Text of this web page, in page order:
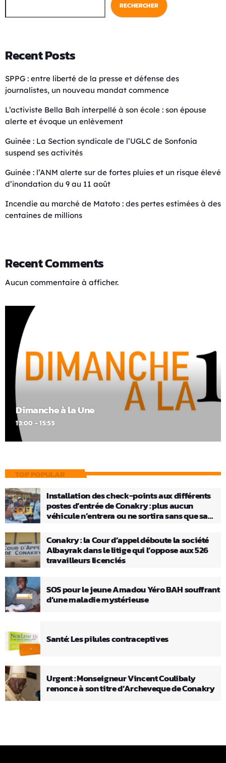
RECHERCHER
Recent Posts
SPPG : entre liberté de la presse et défense des
journalistes, un nouveau mandat commence
L’activiste Bella Bah interpellé à son école : son épouse
alerte et évoque un enlèvement
Guinée : La Section syndicale de l’UGLC de Sonfonia
suspend ses activités
Guinée : l’ANM alerte sur de fortes pluies et un risque élevé
d’inondation du 9 au 11 août
Incendie au marché de Matoto : des pertes estimées à des
centaines de millions
Recent Comments
Aucun commentaire à afficher.
Dimanche à la Une
13:00 - 15:55
TOP POPULAR
Installation des check-points aux différents
postes d’entrée de Conakry : plus aucun
véhicule n’entrera ou ne sortira sans que sa
Conakry : la Cour d’appel déboute la société
Albayrak dans le litige qui l’oppose aux 526
travailleurs licenciés
SOS pour le jeune Amadou Yéro BAH souffrant
d’une maladie mystérieuse
Santé: Les pilules contraceptives
Urgent : Monseigneur Vincent Coulibaly
renonce à son titre d’Archeveque de Conakry